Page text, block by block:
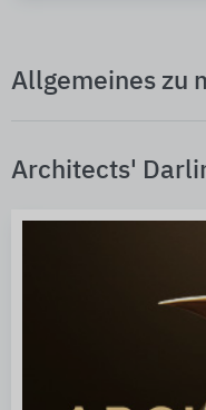
Allgemeines zu
Architects'